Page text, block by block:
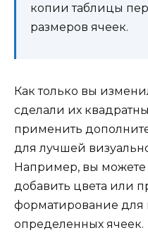
копии таблицы
размеров ячеек.
Как только вы
сделали их
применить
для лучшей
Например, вы
добавить цвета или
форматирование для
определенных ячеек.